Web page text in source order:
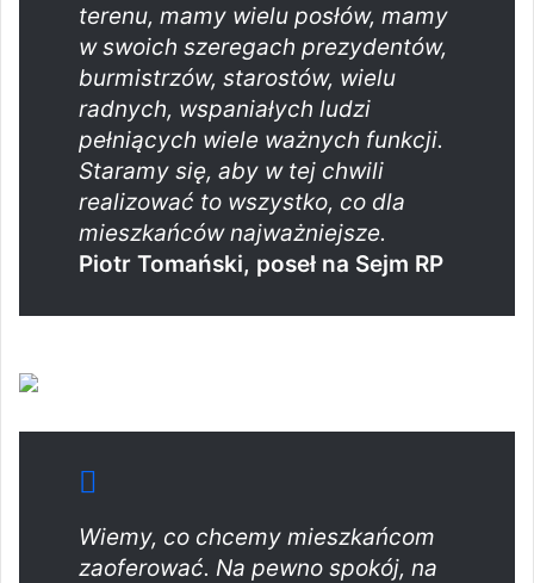
terenu, mamy wielu posłów, mamy
w swoich szeregach prezydentów,
burmistrzów, starostów, wielu
radnych, wspaniałych ludzi
pełniących wiele ważnych funkcji.
Staramy się, aby w tej chwili
realizować to wszystko, co dla
mieszkańców najważniejsze.
Piotr Tomański, poseł na Sejm RP
Wiemy, co chcemy mieszkańcom
zaoferować. Na pewno spokój, na